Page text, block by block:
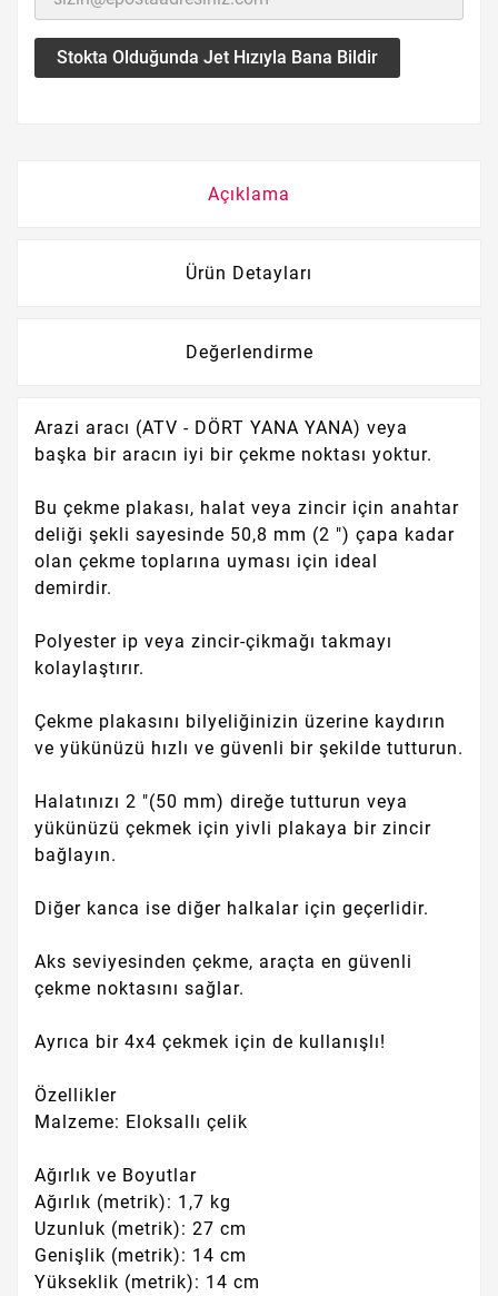
Stokta Olduğunda Jet Hızıyla Bana Bildir
Açıklama
Ürün Detayları
Değerlendirme
Arazi aracı (ATV - DÖRT YANA YANA) veya
başka bir aracın iyi bir çekme noktası yoktur.
Bu çekme plakası, halat veya zincir için anahtar
deliği şekli sayesinde 50,8 mm (2 ") çapa kadar
olan çekme toplarına uyması için ideal
demirdir.
Polyester ip veya zincir-çikmağı takmayı
kolaylaştırır.
Çekme plakasını bilyeliğinizin üzerine kaydırın
ve yükünüzü hızlı ve güvenli bir şekilde tutturun.
Halatınızı 2 "(50 mm) direğe tutturun veya
yükünüzü çekmek için yivli plakaya bir zincir
bağlayın.
Diğer kanca ise diğer halkalar için geçerlidir.
Aks seviyesinden çekme, araçta en güvenli
çekme noktasını sağlar.
Ayrıca bir 4x4 çekmek için de kullanışlı!
Özellikler
Malzeme: Eloksallı çelik
Ağırlık ve Boyutlar
Ağırlık (metrik): 1,7 kg
Uzunluk (metrik): 27 cm
Genişlik (metrik): 14 cm
Yükseklik (metrik): 14 cm